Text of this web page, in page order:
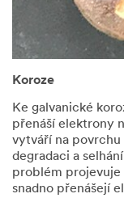
povinností
mlčenlivosti
a bezpečnosti.
POSLAT
An
error
occurred.
Koroze
Ke galvanické
přenáší elektrony
vytváří na povrchu
degradaci a
problém projevuje
snadno přenášejí